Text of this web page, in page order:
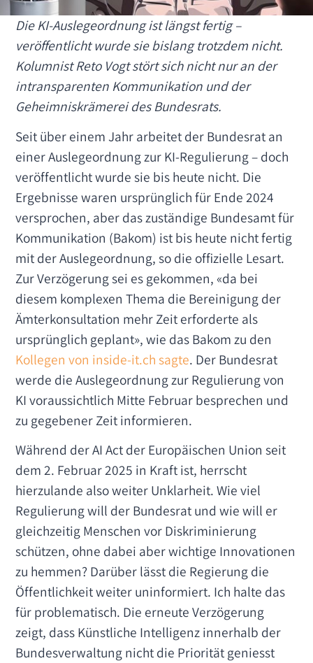
Die KI-Auslegeordnung ist längst fertig –
veröffentlicht wurde sie bislang trotzdem nicht.
Kolumnist Reto Vogt stört sich nicht nur an der
intransparenten Kommunikation und der
Geheimniskrämerei des Bundesrats.
Seit über einem Jahr arbeitet der Bundesrat an
einer Auslegeordnung zur KI-Regulierung – doch
veröffentlicht wurde sie bis heute nicht. Die
Ergebnisse waren ursprünglich für Ende 2024
versprochen, aber das zuständige Bundesamt für
Kommunikation (Bakom) ist bis heute nicht fertig
mit der Auslegeordnung, so die offizielle Lesart.
Zur Verzögerung sei es gekommen, «da bei
diesem komplexen Thema die Bereinigung der
Ämterkonsultation mehr Zeit erforderte als
ursprünglich geplant», wie das Bakom zu den
Kollegen von inside-it.ch sagte. Der Bundesrat
werde die Auslegeordnung zur Regulierung von
KI voraussichtlich Mitte Februar besprechen und
zu gegebener Zeit informieren.
Während der AI Act der Europäischen Union seit
dem 2. Februar 2025 in Kraft ist, herrscht
hierzulande also weiter Unklarheit. Wie viel
Regulierung will der Bundesrat und wie will er
gleichzeitig Menschen vor Diskriminierung
schützen, ohne dabei aber wichtige Innovationen
zu hemmen? Darüber lässt die Regierung die
Öffentlichkeit weiter uninformiert. Ich halte das
für problematisch. Die erneute Verzögerung
zeigt, dass Künstliche Intelligenz innerhalb der
Bundesverwaltung nicht die Priorität geniesst